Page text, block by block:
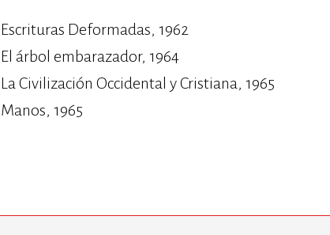
Escrituras Deformadas, 1962
El árbol embarazador, 1964
La Civilización Occidental y Cristiana, 1965
Manos, 1965